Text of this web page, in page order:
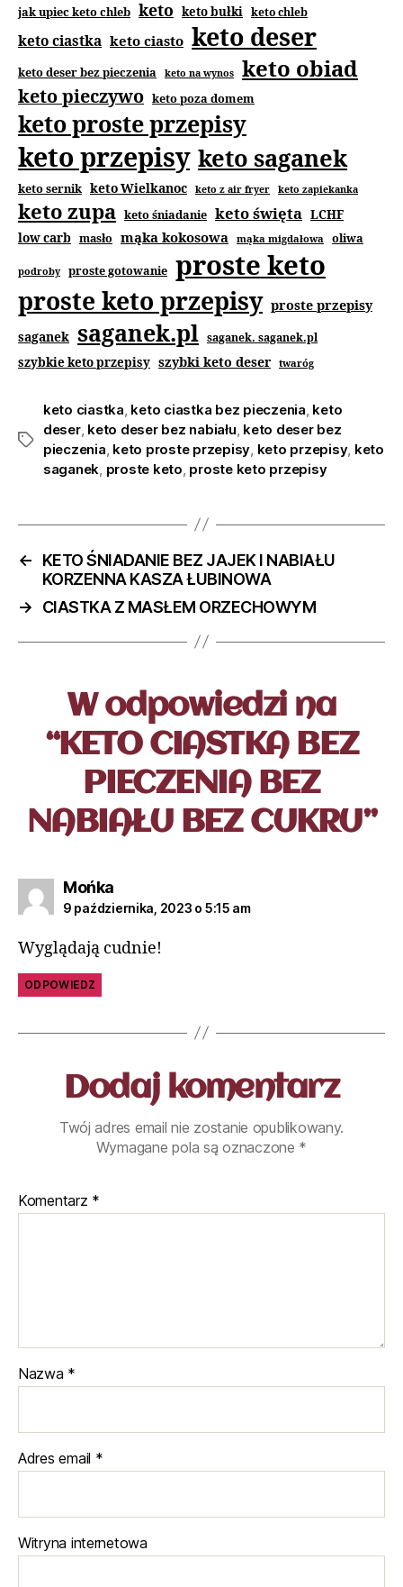
jak upiec keto chleb keto keto bułki keto chleb
keto ciastka keto ciasto keto deser
keto deser bez pieczenia keto na wynos keto obiad
keto pieczywo keto poza domem
keto proste przepisy
keto przepisy keto saganek
keto sernik keto Wielkanoc keto z air fryer keto zapiekanka
keto zupa keto śniadanie keto święta LCHF
low carb masło mąka kokosowa mąka migdałowa oliwa
podroby proste gotowanie proste keto
proste keto przepisy proste przepisy
saganek saganek.pl saganek. saganek.pl
szybkie keto przepisy szybki keto deser twaróg
keto ciastka, keto ciastka bez pieczenia, keto
deser, keto deser bez nabiału, keto deser bez
pieczenia, keto proste przepisy, keto przepisy, keto
saganek, proste keto, proste keto przepisy
←
KETO ŚNIADANIE BEZ JAJEK I NABIAŁU
KORZENNA KASZA ŁUBINOWA
→
CIASTKA Z MASŁEM ORZECHOWYM
W odpowiedzi na
“KETO CIASTKA BEZ
PIECZENIA BEZ
NABIAŁU BEZ CUKRU”
Mońka
9 października, 2023 o 5:15 am
Wyglądają cudnie!
ODPOWIEDZ
Dodaj komentarz
Twój adres email nie zostanie opublikowany.
Wymagane pola są oznaczone *
Komentarz *
Nazwa *
Adres email *
Witryna internetowa